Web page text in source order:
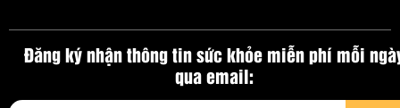
Đăng ký nhận thông tin sức khỏe miễn phí mỗi
qua email: